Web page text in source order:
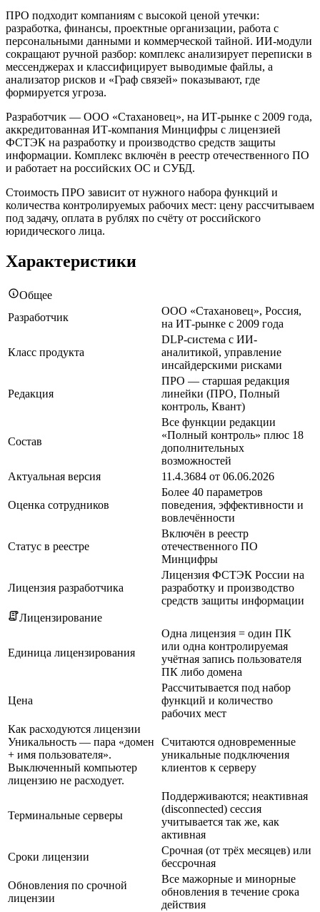
ПРО подходит компаниям с высокой ценой утечки:
разработка, финансы, проектные организации, работа с
персональными данными и коммерческой тайной. ИИ-модули
сокращают ручной разбор: комплекс анализирует переписки в
мессенджерах и классифицирует выводимые файлы, а
анализатор рисков и «Граф связей» показывают, где
формируется угроза.
Разработчик — ООО «Стахановец», на ИТ-рынке с 2009 года,
аккредитованная ИТ-компания Минцифры с лицензией
ФСТЭК на разработку и производство средств защиты
информации. Комплекс включён в реестр отечественного ПО
и работает на российских ОС и СУБД.
Стоимость ПРО зависит от нужного набора функций и
количества контролируемых рабочих мест: цену рассчитываем
под задачу, оплата в рублях по счёту от российского
юридического лица.
Характеристики
Общее
Разработчик
ООО «Стахановец», Россия,
на ИТ-рынке с 2009 года
Класс продукта
DLP-система с ИИ-
аналитикой, управление
инсайдерскими рисками
Редакция
ПРО — старшая редакция
линейки (ПРО, Полный
контроль, Квант)
Состав
Все функции редакции
«Полный контроль» плюс 18
дополнительных
возможностей
Актуальная версия
11.4.3684 от 06.06.2026
Оценка сотрудников
Более 40 параметров
поведения, эффективности и
вовлечённости
Статус в реестре
Включён в реестр
отечественного ПО
Минцифры
Лицензия разработчика
Лицензия ФСТЭК России на
разработку и производство
средств защиты информации
Лицензирование
Единица лицензирования
Одна лицензия = один ПК
или одна контролируемая
учётная запись пользователя
ПК либо домена
Цена
Рассчитывается под набор
функций и количество
рабочих мест
Как расходуются лицензии
Уникальность — пара «домен
+ имя пользователя».
Выключенный компьютер
лицензию не расходует.
Считаются одновременные
уникальные подключения
клиентов к серверу
Терминальные серверы
Поддерживаются; неактивная
(disconnected) сессия
учитывается так же, как
активная
Сроки лицензии
Срочная (от трёх месяцев) или
бессрочная
Обновления по срочной
лицензии
Все мажорные и минорные
обновления в течение срока
действия